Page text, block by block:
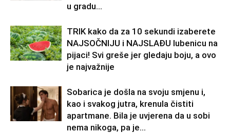
u gradu…
TRIK kako da za 10 sekundi izaberete
NAJSOČNIJU i NAJSLAĐU lubenicu na
pijaci! Svi greše jer gledaju boju, a ovo
je najvažnije
Sobarica je došla na svoju smjenu i,
kao i svakog jutra, krenula čistiti
apartmane. Bila je uvjerena da u sobi
nema nikoga, pa je...